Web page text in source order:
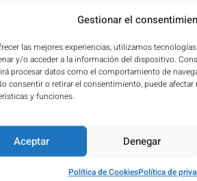
Gestionar el
las mejores experiencias, utilizamos
y/o acceder a la información del dispositivo.
procesar datos como el comportamiento de
consentir o retirar el consentimiento, puede afectar
y funciones.
Aceptar Denegar
Política de CookiesPolítica de
to-Rent ofrece ventajas
en un mercado de
con los principios ESG y
to-Rent
se posiciona como
to-Rent. Desde el análisis de
que garantizan el éxito en cada
de
viabilidad económica y